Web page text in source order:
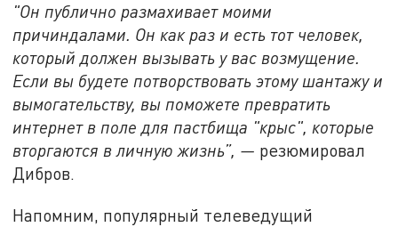
"Он публично размахивает моими
причиндалами. Он как раз и есть тот человек,
который должен вызывать у вас возмущение.
Если вы будете потворствовать этому шантажу и
вымогательству, вы поможете превратить
интернет в поле для пастбища "крыс", которые
вторгаются в личную жизнь”, — резюмировал
Дибров.
Напомним, популярный телеведущий